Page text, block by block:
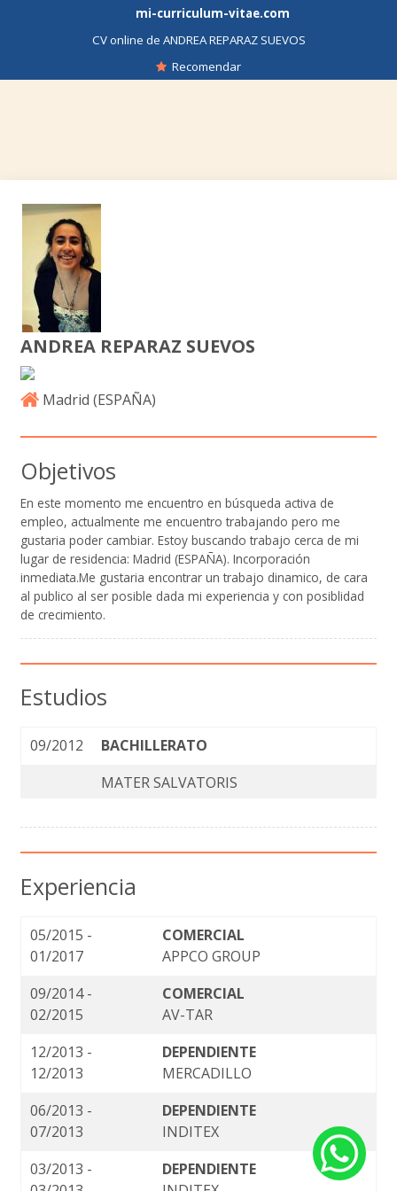
mi-curriculum-vitae.com
CV online de ANDREA REPARAZ SUEVOS
Recomendar
ANDREA REPARAZ SUEVOS
Madrid (ESPAÑA)
Objetivos
En este momento me encuentro en búsqueda activa de
empleo, actualmente me encuentro trabajando pero me
gustaria poder cambiar. Estoy buscando trabajo cerca de mi
lugar de residencia: Madrid (ESPAÑA). Incorporación
inmediata.Me gustaria encontrar un trabajo dinamico, de cara
al publico al ser posible dada mi experiencia y con posiblidad
de crecimiento.
Estudios
09/2012
BACHILLERATO
MATER SALVATORIS
Experiencia
05/2015 -
01/2017
COMERCIAL
APPCO GROUP
09/2014 -
02/2015
COMERCIAL
AV-TAR
12/2013 -
12/2013
DEPENDIENTE
MERCADILLO
06/2013 -
07/2013
DEPENDIENTE
INDITEX
03/2013 -
DEPENDIENTE